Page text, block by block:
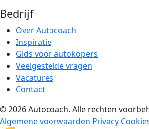
Bedrijf
Over Autocoach
Inspiratie
Gids voor autokopers
Veelgestelde vragen
Vacatures
Contact
© 2026 Autocoach. Alle rechten
Algemene voorwaarden Privacy